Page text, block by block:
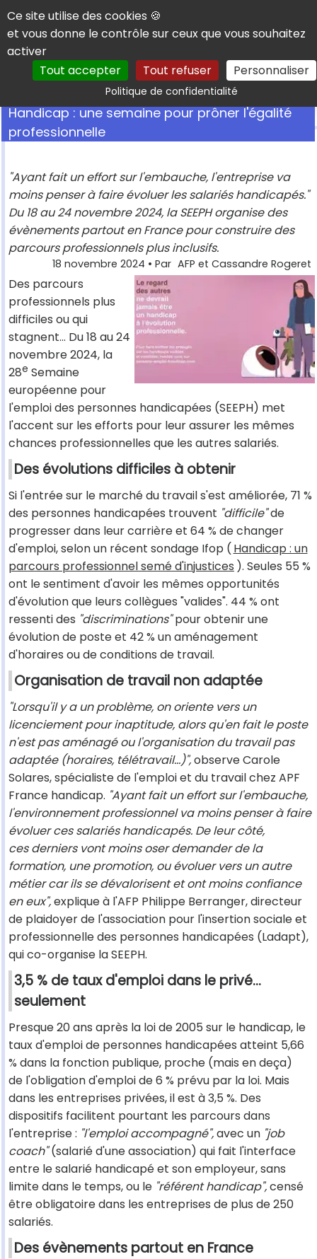
Panneau de gestion des cookies
Ce site utilise des cookies 🍪
et vous donne le contrôle sur ceux que vous souhaitez
activer
Tout accepter
Tout refuser Personnaliser
Politique de confidentialitéRechercher
Handicap : une semaine pour prôner l'égalité
professionnelle
"Ayant fait un effort sur l'embauche, l'entreprise va
moins penser à faire évoluer les salariés handicapés."
Du 18 au 24 novembre 2024, la SEEPH organise des
évènements partout en France pour construire des
parcours professionnels plus inclusifs.
18 novembre 2024 • Par AFP et Cassandre Rogeret
Des parcours
professionnels plus
difficiles ou qui
stagnent... Du 18 au 24
novembre 2024, la
28e Semaine
européenne pour
l'emploi des personnes handicapées (SEEPH) met
l'accent sur les efforts pour leur assurer les mêmes
chances professionnelles que les autres salariés.
Des évolutions difficiles à obtenir
Si l'entrée sur le marché du travail s'est améliorée, 71 %
des personnes handicapées trouvent "difficile"de
progresser dans leur carrière et 64 % de changer
d'emploi, selon un récent sondage Ifop ( Handicap : un
parcours professionnel semé d'injustices ). Seules 55 %
ont le sentiment d'avoir les mêmes opportunités
d'évolution que leurs collègues "valides". 44 % ont
ressenti des "discriminations"pour obtenir une
évolution de poste et 42 % un aménagement
d'horaires ou de conditions de travail.
Organisation de travail non adaptée
"Lorsqu'il y a un problème, on oriente vers un
licenciement pour inaptitude, alors qu'en fait le poste
n'est pas aménagé ou l'organisation du travail pas
adaptée (horaires, télétravail...)",observe Carole
Solares, spécialiste de l'emploi et du travail chez APF
France handicap. "Ayant fait un effort sur l'embauche,
l'environnement professionnel va moins penser à faire
évoluer ces salariés handicapés. De leur côté,
ces derniers vont moins oser demander de la
formation, une promotion, ou évoluer vers un autre
métier car ils se dévalorisent et ont moins confiance
en eux",explique à l'AFP Philippe Berranger, directeur
de plaidoyer de l'association pour l'insertion sociale et
professionnelle des personnes handicapées (Ladapt),
qui co-organise la SEEPH.
3,5 % de taux d'emploi dans le privé...
seulement
Presque 20 ans après la loi de 2005 sur le handicap, le
taux d'emploi de personnes handicapées atteint 5,66
% dans la fonction publique, proche (mais en deça)
de l'obligation d'emploi de 6 % prévu par la loi. Mais
dans les entreprises privées, il est à 3,5 %. Des
dispositifs facilitent pourtant les parcours dans
l'entreprise : "l'emploi accompagné",avec un "job
coach"(salarié d'une association) qui fait l'interface
entre le salarié handicapé et son employeur, sans
limite dans le temps, ou le "référent handicap",censé
être obligatoire dans les entreprises de plus de 250
salariés.
Des évènements partout en France